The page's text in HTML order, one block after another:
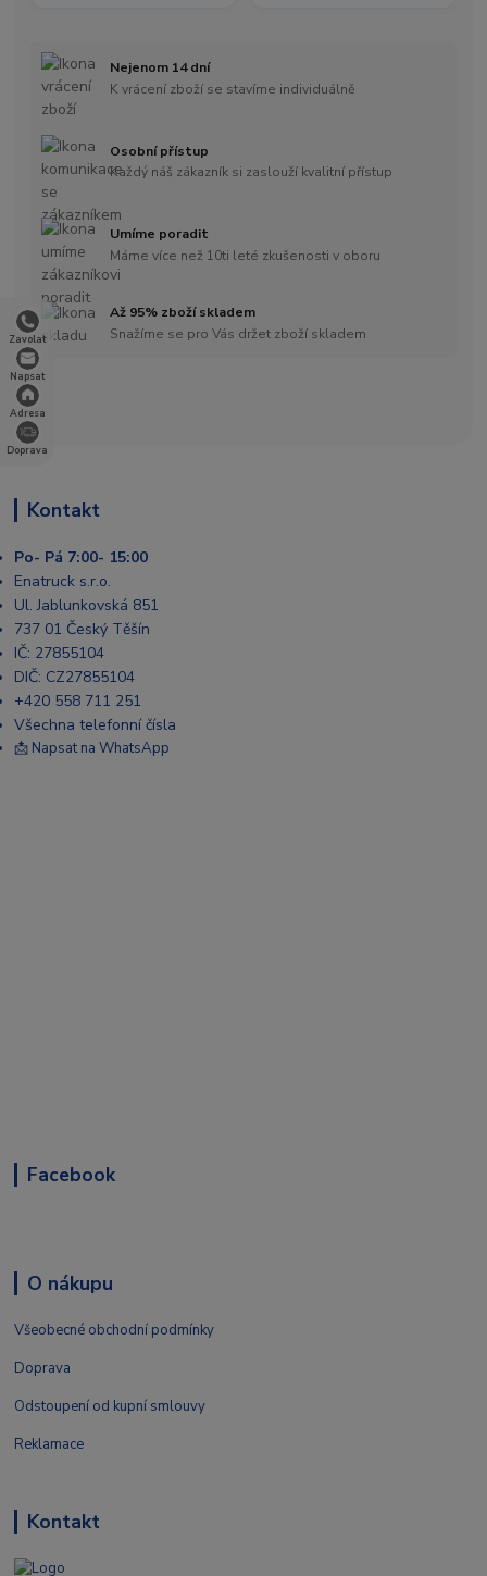
Zavolat
Napsat
Adresa
Doprava
Nejenom 14 dní
K vrácení zboží se stavíme individuálně
Osobní přístup
Každý náš zákazník si zaslouží kvalitní přístup
Umíme poradit
Máme více než 10ti leté zkušenosti v oboru
Až 95% zboží skladem
Snažíme se pro Vás držet zboží skladem
Kontakt
Po- Pá 7:00- 15:00
Enatruck s.r.o.
Ul. Jablunkovská 851
737 01 Český Těšín
IČ: 27855104
DIČ: CZ27855104
+420 558 711 251
Všechna telefonní čísla
📩 Napsat na WhatsApp
Facebook
O nákupu
Všeobecné obchodní podmínky
Doprava
Odstoupení od kupní smlouvy
Reklamace
Kontakt